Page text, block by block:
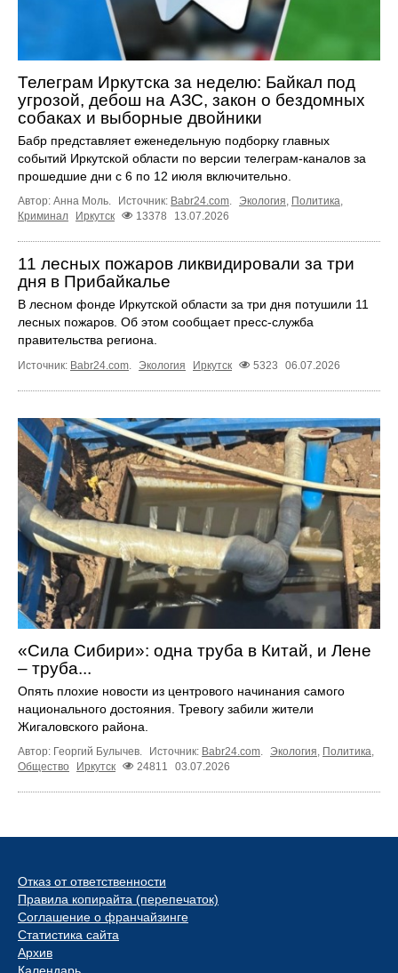
Телеграм Иркутска за неделю: Байкал под
угрозой, дебош на АЗС, закон о бездомных
собаках и выборные двойники
Бабр представляет еженедельную подборку главных
событий Иркутской области по версии телеграм-каналов за
прошедшие дни с 6 по 12 июля включительно.
Автор: Анна Моль. Источник: Babr24.com. Экология, Политика,
Криминал
Иркутск 13378 13.07.2026
11 лесных пожаров ликвидировали за три
дня в Прибайкалье
В лесном фонде Иркутской области за три дня потушили 11
лесных пожаров. Об этом сообщает пресс‑служба
правительства региона.
Источник: Babr24.com. Экология Иркутск 5323 06.07.2026
«Сила Сибири»: одна труба в Китай, и Лене
– труба...
Опять плохие новости из центрового начинания самого
национального достояния. Тревогу забили жители
Жигаловского района.
Автор: Георгий Булычев. Источник: Babr24.com. Экология, Политика,
Общество
Иркутск 24811 03.07.2026
Отказ от ответственности
Правила копирайта (перепечаток)
Соглашение о франчайзинге
Статистика сайта
Архив